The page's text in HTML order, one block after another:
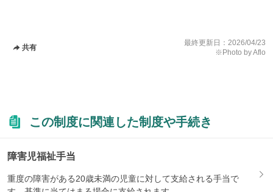
共有
最終更新日： 2026/04/23
※Photo by Aflo
この制度に関連した制度や手続き
障害児福祉手当
重度の障害がある20歳未満の児童に対して支給される手当で